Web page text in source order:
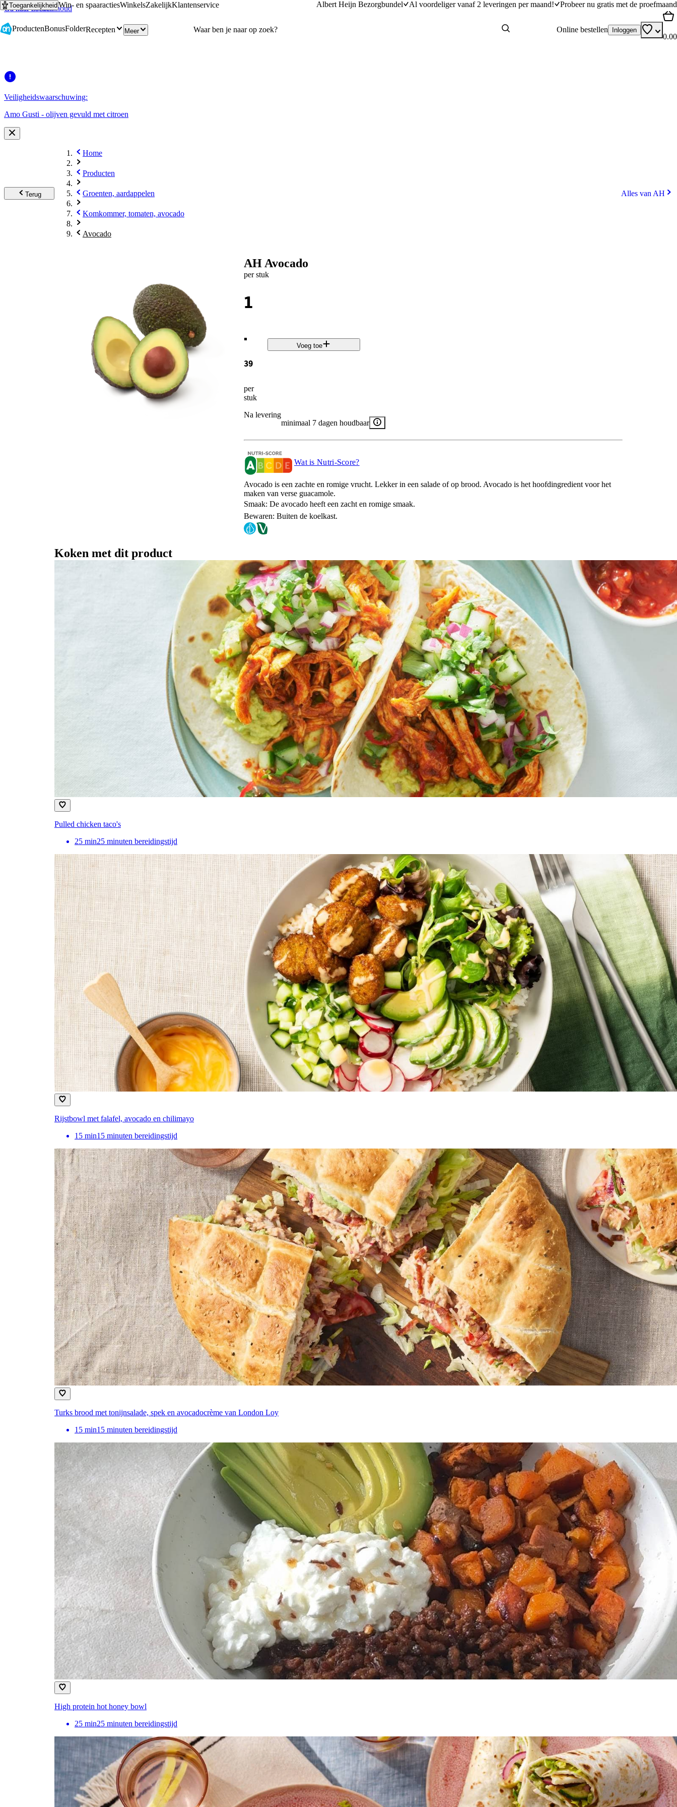
Ga naar hoofdinhoud
Ga naar zoeken
ToegankelijkheidWin- en spaaractiesWinkelsZakelijkKlantenservice Albert Heijn Bezorgbundel Al voordeliger vanaf 2 leveringen per maand! Probeer nu gratis met de proefmaand
ProductenBonusFolderRecepten Meer Online bestellen Inloggen
0.00
Veiligheidswaarschuwing:
Amo Gusti - olijven gevuld met citroen
Terug
Home
Producten
Groenten, aardappelen
Komkommer, tomaten, avocado
Avocado
Alles van AH
AH Avocado
per stuk
1
.
39
per
stuk
Voeg toe
Na levering
minimaal 7 dagen houdbaar
Wat is Nutri-Score?
Avocado is een zachte en romige vrucht. Lekker in een salade of op brood. Avocado is het hoofdingredient voor het
maken van verse guacamole.
Smaak: De avocado heeft een zacht en romige smaak.
Bewaren: Buiten de koelkast.
Koken met dit product
Pulled chicken taco's
25 min25 minuten bereidingstijd
Rijstbowl met falafel, avocado en chilimayo
15 min15 minuten bereidingstijd
Turks brood met tonijnsalade, spek en avocadocrème van London Loy
15 min15 minuten bereidingstijd
High protein hot honey bowl
25 min25 minuten bereidingstijd